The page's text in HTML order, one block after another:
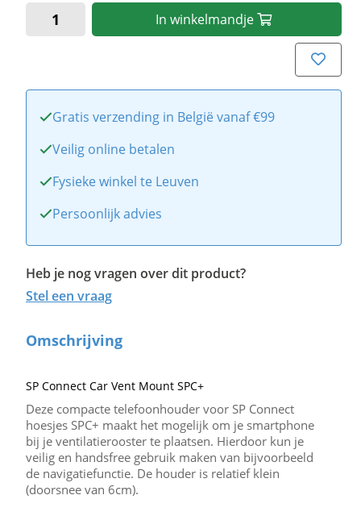
In winkelmandje
Gratis verzending in België vanaf €99
Veilig online betalen
Fysieke winkel te Leuven
Persoonlijk advies
Heb je nog vragen over dit product?
Stel een vraag
Omschrijving
SP Connect Car Vent Mount SPC+
Deze compacte telefoonhouder voor SP Connect
hoesjes SPC+ maakt het mogelijk om je smartphone
bij je ventilatierooster te plaatsen. Hierdoor kun je
veilig en handsfree gebruik maken van bijvoorbeeld
de navigatiefunctie. De houder is relatief klein
(doorsnee van 6cm).